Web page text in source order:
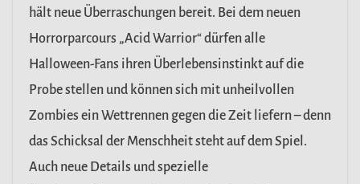
hält neue Überraschungen bereit. Bei dem neuen
Horrorparcours „Acid Warrior“ dürfen alle
Halloween-Fans ihren Überlebensinstinkt auf die
Probe stellen und können sich mit unheilvollen
Zombies ein Wettrennen gegen die Zeit liefern – denn
das Schicksal der Menschheit steht auf dem Spiel.
Auch neue Details und spezielle